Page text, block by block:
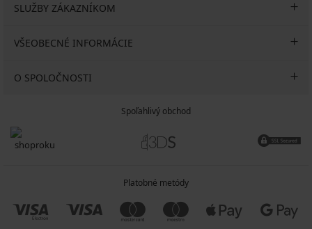
SLUŽBY ZÁKAZNÍKOM
VŠEOBECNÉ INFORMÁCIE
O SPOLOČNOSTI
Spoľahlivý obchod
Platobné metódy